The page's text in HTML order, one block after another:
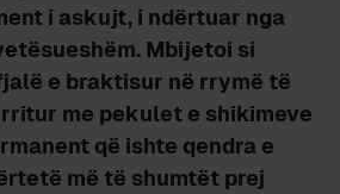
i askujt, i ndërtuar nga
Mbijetoi si
e braktisur në rrymë të
me pekulet e shikimeve
që ishte qendra e
më të shumtët prej